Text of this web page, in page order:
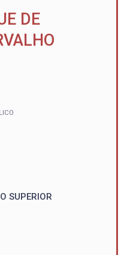
DE
SUPERIOR